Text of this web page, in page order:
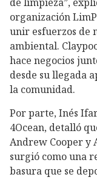
de limpieza”,
organización
unir esfuerzos de
ambiental.
hace negocios
desde su llegada
la comunidad.
Por parte, Inés
4Ocean, detalló
Andrew Cooper y
surgió como una
basura que se